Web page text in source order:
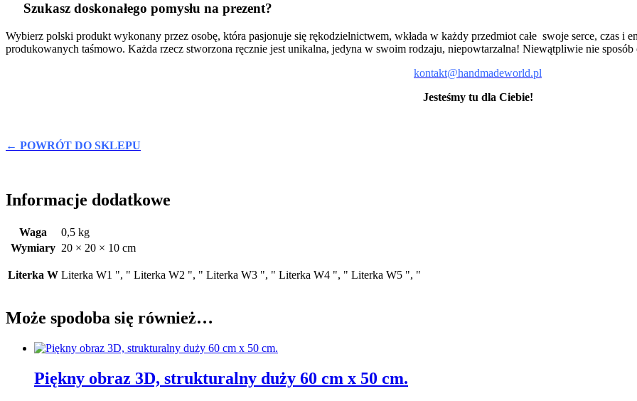
Szukasz doskonałego pomysłu na prezent?
Wybierz polski produkt wykonany przez osobę, która pasjonuje się rękodzielnictwem, wkłada w każdy przedmiot całe swoje serce, czas i
produkowanych taśmowo. Każda rzecz stworzona ręcznie jest unikalna, jedyna w swoim rodzaju, niepowtarzalna! Niewątpliwie nie
kontakt@handmadeworld.pl
Jesteśmy tu dla Ciebie!
← POWRÓT DO SKLEPU
Informacje dodatkowe
Waga
0,5 kg
Wymiary 20 × 20 × 10 cm
Literka W Literka W1 ", " Literka W2 ", " Literka W3 ", " Literka W4 ", " Literka W5 ", "
Może spodoba się również…
Piękny obraz 3D, strukturalny duży 60 cm x 50 cm.